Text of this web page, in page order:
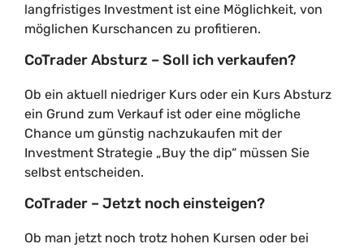
langfristiges Investment ist eine Möglichkeit, von
möglichen Kurschancen zu profitieren.
CoTrader Absturz – Soll ich verkaufen?
Ob ein aktuell niedriger Kurs oder ein Kurs Absturz
ein Grund zum Verkauf ist oder eine mögliche
Chance um günstig nachzukaufen mit der
Investment Strategie „Buy the dip“ müssen Sie
selbst entscheiden.
CoTrader – Jetzt noch einsteigen?
Ob man jetzt noch trotz hohen Kursen oder bei